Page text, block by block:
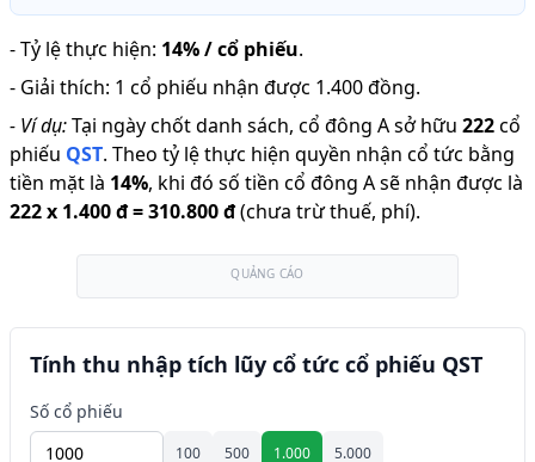
-Tỷ lệ thực hiện: 14% / cổ phiếu.
- Giải thích: 1 cổ phiếu nhận được 1.400 đồng.
- Ví dụ:Tại ngày chốt danh sách, cổ đông A sở hữu 222cổ
phiếu QST. Theo tỷ lệ thực hiện quyền nhận cổ tức bằng
tiền mặt là 14%, khi đó số tiền cổ đông A sẽ nhận được là
222x 1.400 đ=310.800 đ(chưa trừ thuế, phí).
QUẢNG CÁO
Tính thu nhập tích lũy cổ tức cổ phiếu QST
Số cổ phiếu
100 500 1.000 5.000